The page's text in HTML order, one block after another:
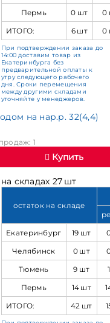
Пермь
0 шт
0
ИТОГО:
6 шт 0
При подтверждении заказа до
14:00 доставим товар из
Екатеринбурга без
предварительной оплаты к
утру следующего рабочего
дня. Сроки перемещения
между другими складами
уточняйте у менеджеров.
на нар.р. 32(4,4)
1
Купить
на складах 27 шт
остаток на складе
Екатеринбург
19 шт
Челябинск
0 шт
Тюмень
9 шт
Пермь
14 шт
ИТОГО:
42 шт